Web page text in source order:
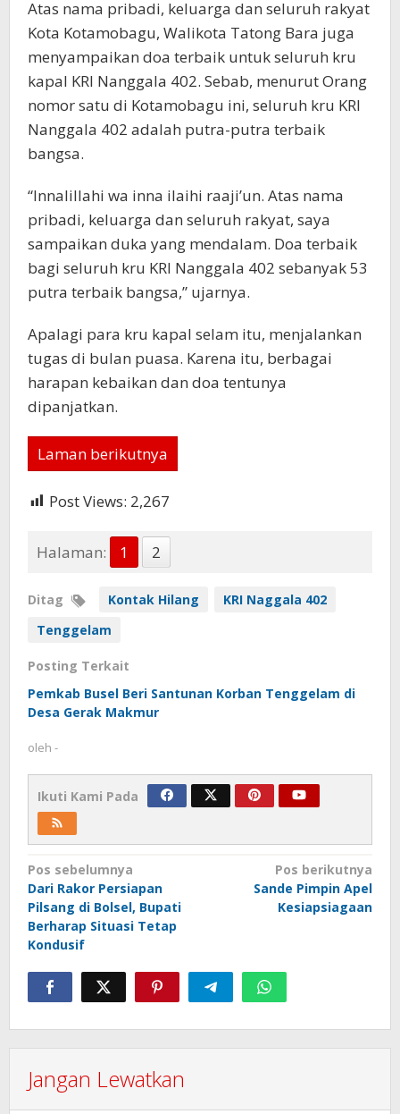
Atas nama pribadi, keluarga dan seluruh rakyat
Kota Kotamobagu, Walikota Tatong Bara juga
menyampaikan doa terbaik untuk seluruh kru
kapal KRI Nanggala 402. Sebab, menurut Orang
nomor satu di Kotamobagu ini, seluruh kru KRI
Nanggala 402 adalah putra-putra terbaik
bangsa.
“Innalillahi wa inna ilaihi raaji’un. Atas nama
pribadi, keluarga dan seluruh rakyat, saya
sampaikan duka yang mendalam. Doa terbaik
bagi seluruh kru KRI Nanggala 402 sebanyak 53
putra terbaik bangsa,” ujarnya.
Apalagi para kru kapal selam itu, menjalankan
tugas di bulan puasa. Karena itu, berbagai
harapan kebaikan dan doa tentunya
dipanjatkan.
Laman berikutnya
Post Views: 2,267
Halaman: 1 2
Ditag Kontak Hilang
KRI Naggala 402
Tenggelam
Posting Terkait
Pemkab Busel Beri Santunan Korban Tenggelam di
Desa Gerak Makmur
oleh -
Ikuti Kami Pada
Navigasi
pos
Pos sebelumnya
Dari Rakor Persiapan
Pilsang di Bolsel, Bupati
Berharap Situasi Tetap
Kondusif
Pos berikutnya
Sande Pimpin Apel
Kesiapsiagaan
Jangan Lewatkan